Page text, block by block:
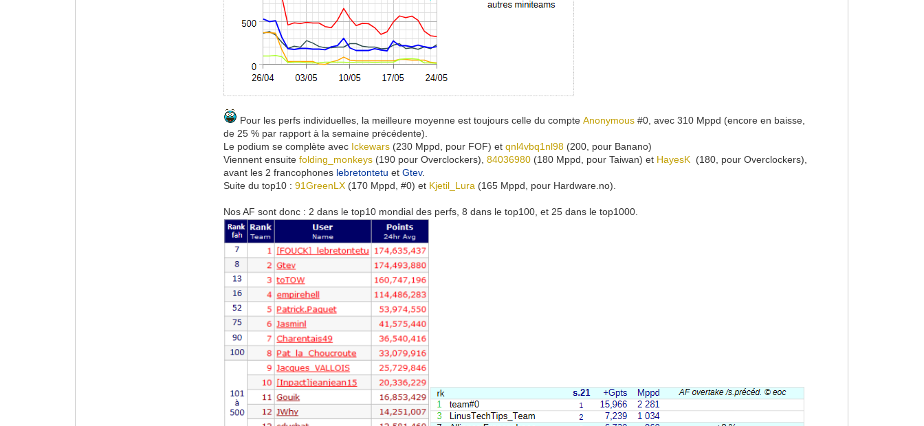
Pour les perfs individuelles, la meilleure moyenne est toujours celle du compteAnonymous#0, avec 310 Mppd (encore en baisse,
de 25 % par rapport à la semaine précédente).
Le podium se complète avec Ickewars (230 Mppd, pour FOF) etqnl4vbq1nl98 (200, pour Banano)
Viennent ensuitefolding_monkeys (190 pour Overclockers),84036980 (180 Mppd, pour Taiwan) et HayesK (180, pour Overclockers),
avant les 2 francophones lebretontetu etGtev.
Suite du top10 :91GreenLX (170 Mppd, #0) et Kjetil_Lura (165 Mppd, pour Hardware.no).
Nos AF sont donc : 2 dans le top10 mondial des perfs, 8 dans le top100, et 25 dans le top1000.